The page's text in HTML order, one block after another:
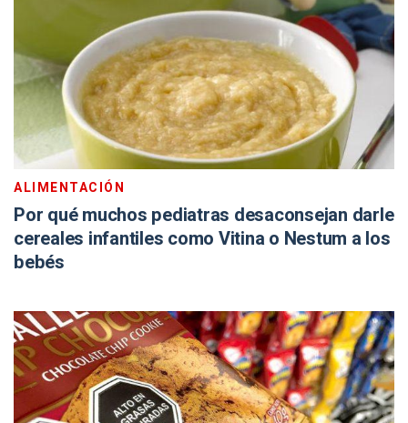
ALIMENTACIÓN
Por qué muchos pediatras desaconsejan darle
cereales infantiles como Vitina o Nestum a los
bebés